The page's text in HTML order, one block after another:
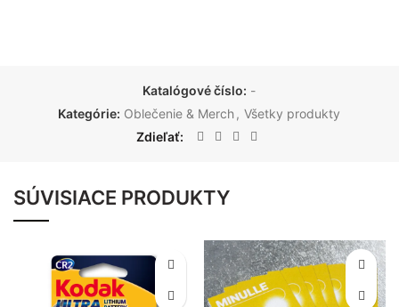
Katalógové číslo: -
Kategórie: Oblečenie & Merch, Všetky produkty
Zdieľať
SÚVISIACE PRODUKTY